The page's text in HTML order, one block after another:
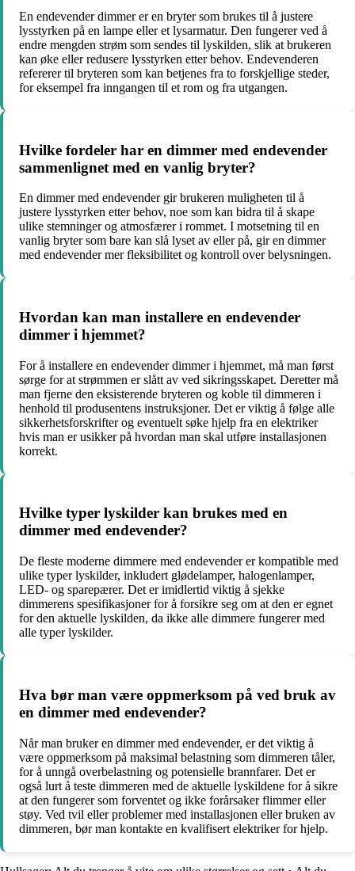
En endevender dimmer er en bryter som brukes til å justere
lysstyrken på en lampe eller et lysarmatur. Den fungerer ved å
endre mengden strøm som sendes til lyskilden, slik at brukeren
kan øke eller redusere lysstyrken etter behov. Endevenderen
refererer til bryteren som kan betjenes fra to forskjellige steder,
for eksempel fra inngangen til et rom og fra utgangen.
Hvilke fordeler har en dimmer med endevender
sammenlignet med en vanlig bryter?
En dimmer med endevender gir brukeren muligheten til å
justere lysstyrken etter behov, noe som kan bidra til å skape
ulike stemninger og atmosfærer i rommet. I motsetning til en
vanlig bryter som bare kan slå lyset av eller på, gir en dimmer
med endevender mer fleksibilitet og kontroll over belysningen.
Hvordan kan man installere en endevender
dimmer i hjemmet?
For å installere en endevender dimmer i hjemmet, må man først
sørge for at strømmen er slått av ved sikringsskapet. Deretter må
man fjerne den eksisterende bryteren og koble til dimmeren i
henhold til produsentens instruksjoner. Det er viktig å følge alle
sikkerhetsforskrifter og eventuelt søke hjelp fra en elektriker
hvis man er usikker på hvordan man skal utføre installasjonen
korrekt.
Hvilke typer lyskilder kan brukes med en
dimmer med endevender?
De fleste moderne dimmere med endevender er kompatible med
ulike typer lyskilder, inkludert glødelamper, halogenlamper,
LED- og sparepærer. Det er imidlertid viktig å sjekke
dimmerens spesifikasjoner for å forsikre seg om at den er egnet
for den aktuelle lyskilden, da ikke alle dimmere fungerer med
alle typer lyskilder.
Hva bør man være oppmerksom på ved bruk av
en dimmer med endevender?
Når man bruker en dimmer med endevender, er det viktig å
være oppmerksom på maksimal belastning som dimmeren tåler,
for å unngå overbelastning og potensielle brannfarer. Det er
også lurt å teste dimmeren med de aktuelle lyskildene for å sikre
at den fungerer som forventet og ikke forårsaker flimmer eller
støy. Ved tvil eller problemer med installasjonen eller bruken av
dimmeren, bør man kontakte en kvalifisert elektriker for hjelp.